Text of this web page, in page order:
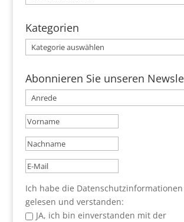
Kategorien
Kategorien
Abonnieren Sie unseren
Ich habe die Datenschutzinformationen
gelesen und verstanden:
JA, ich bin einverstanden mit der